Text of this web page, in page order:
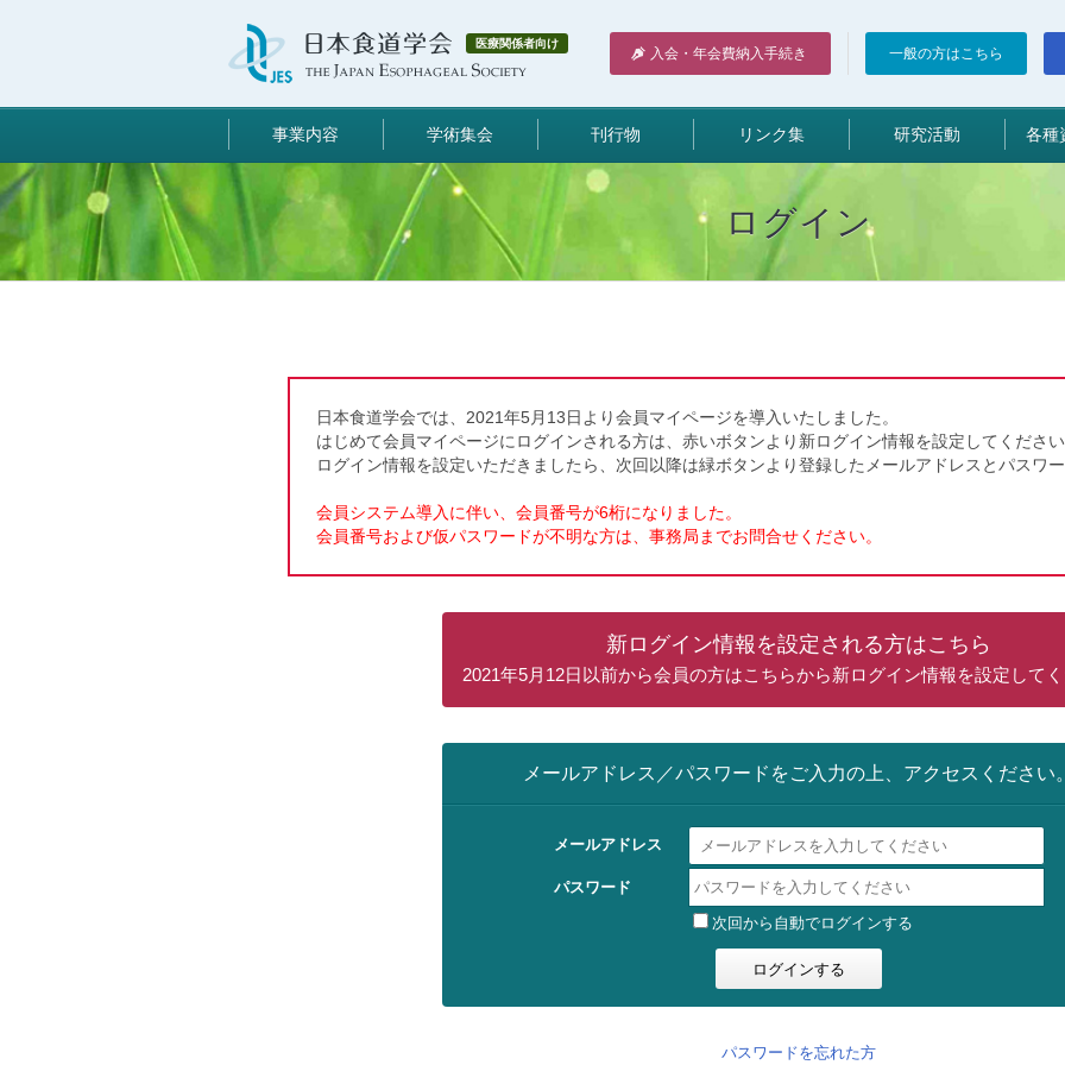
医療関係者向け
入会・年会費納入手続き 一般の方はこちら
事業内容 学術集会 刊行物 リンク集 研究活動 各種
ログイン
日本食道学会では、2021年5月13日より会員マイページを導入いたしました。
はじめて会員マイページにログインされる方は、赤いボタンより新ログイン情報を設定してください
ログイン情報を設定いただきましたら、次回以降は緑ボタンより登録したメールアドレスとパスワー
会員システム導入に伴い、会員番号が6桁になりました。
会員番号および仮パスワードが不明な方は、事務局までお問合せください。
新ログイン情報を設定される方はこちら
2021年5月12日以前から会員の方はこちらから新ログイン情報を設定してく
メールアドレス／パスワードをご入力の上、アクセスください。
メールアドレス
パスワード
次回から自動でログインする
パスワードを忘れた方